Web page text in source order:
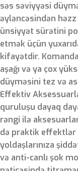
səs səviyyəsi
əyləncəsindən
ünsiyyət sürətini
etmək üçün
kifayətdir.
aşağı və ya çox
düyməsini tez və
Effektiv
quruluşu dayaq
rəngi ilə
də praktik
yoldaşlarınıza
və anti-canlı şok